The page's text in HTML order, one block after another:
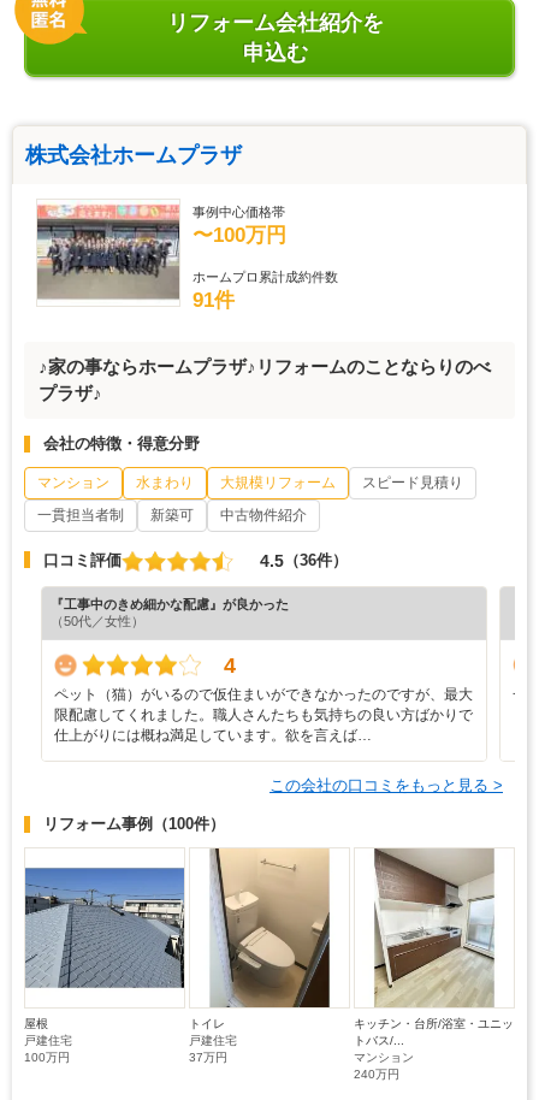
リフォーム会社紹介を
申込む
株式会社ホームプラザ
事例中心価格帯
〜100万円
ホームプロ累計成約件数
91件
♪家の事ならホームプラザ♪リフォームのことならりのべ
プラザ♪
会社の特徴・得意分野
マンション 水まわり 大規模リフォーム
スピード見積り
一貫担当者制
新築可 中古物件紹介
口コミ評価 4.5 （36件）
『工事中のきめ細かな配慮』が良かった
（50代／女性）
4
ペット（猫）がいるので仮住まいができなかったのですが、最大
限配慮してくれました。職人さんたちも気持ちの良い方ばかりで
仕上がりには概ね満足しています。欲を言えば…
一
この会社の口コミをもっと見る >
リフォーム事例 （100件）
屋根
戸建住宅
100万円
トイレ
戸建住宅
37万円
キッチン・台所/浴室・ユニッ
トバス/...
マンション
240万円